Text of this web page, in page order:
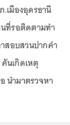
เมืองอุดรธานี
ที่รอติดตามทำ
สอบสวนปากคำ
นเกิดเหตุ
นำมาตรวจหา